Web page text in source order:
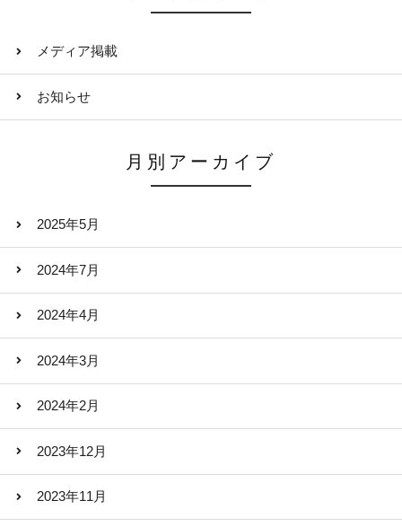
メディア掲載
お知らせ
月別アーカイブ
2025年5月
2024年7月
2024年4月
2024年3月
2024年2月
2023年12月
2023年11月